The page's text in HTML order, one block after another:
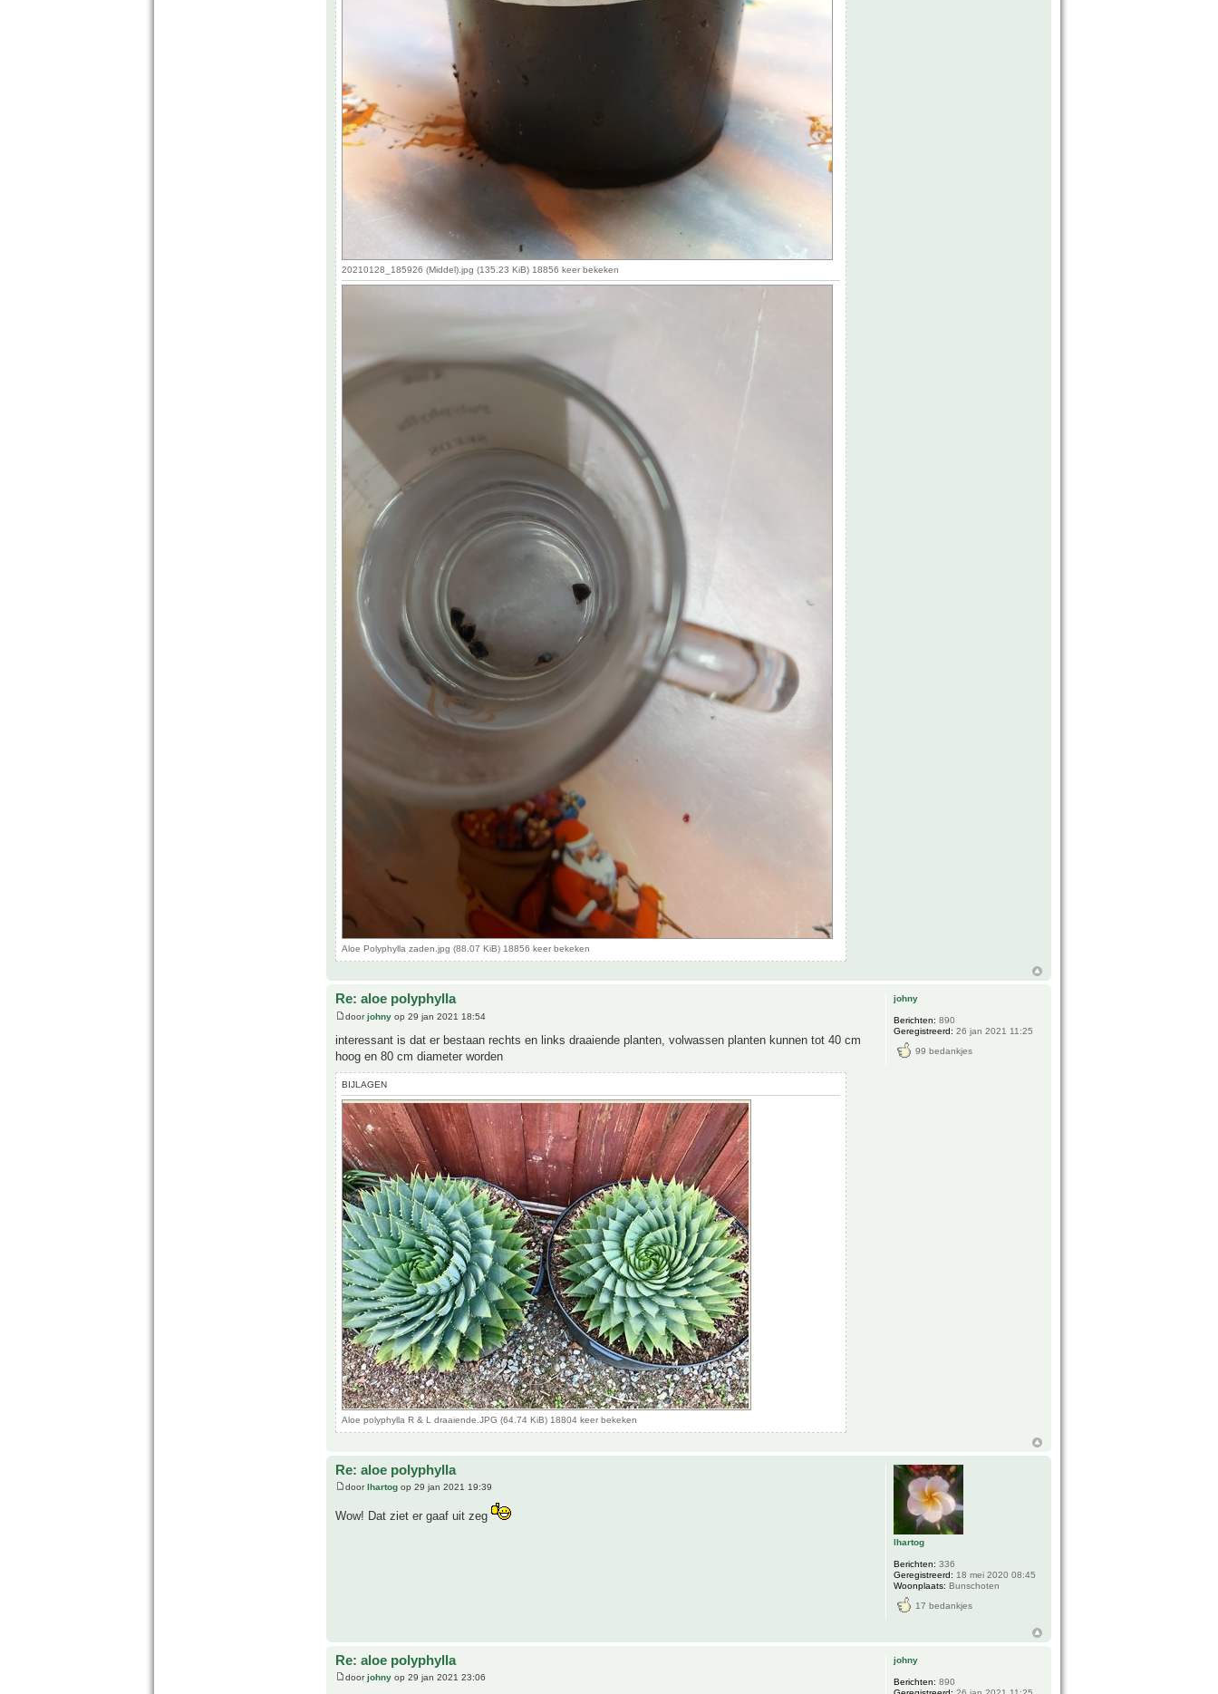
20210128_185926 (Middel).jpg (135.23 KiB) 18856 keer bekeken
Aloe Polyphylla zaden.jpg (88.07 KiB) 18856 keer bekeken
Re: aloe polyphylla
doorjohny op 29 jan 2021 18:54
interessant is dat er bestaan rechts en links draaiende planten, volwassen planten kunnen tot 40 cm
hoog en 80 cm diameter worden
BIJLAGEN
Aloe polyphylla R & L draaiende.JPG (64.74 KiB) 18804 keer bekeken
johny
Berichten: 890
Geregistreerd: 26 jan 2021 11:25
99 bedankjes
Re: aloe polyphylla
doorlhartog op 29 jan 2021 19:39
Wow! Dat ziet er gaaf uit zeg
lhartog
Berichten: 336
Geregistreerd: 18 mei 2020 08:45
Woonplaats: Bunschoten
17 bedankjes
Re: aloe polyphylla
doorjohny op 29 jan 2021 23:06
johny
Berichten: 890